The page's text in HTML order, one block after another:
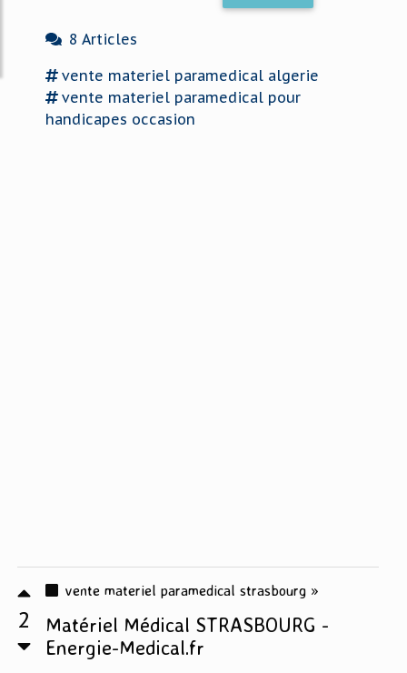
8 Articles
vente materiel paramedical algerie
vente materiel paramedical pour
handicapes occasion
2
vente materiel paramedical strasbourg »
Matériel Médical STRASBOURG -
Energie-Medical.fr